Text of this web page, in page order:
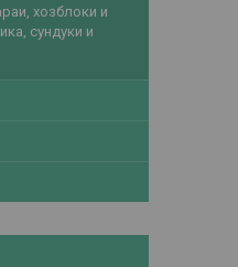
хозблоки и
сундуки и